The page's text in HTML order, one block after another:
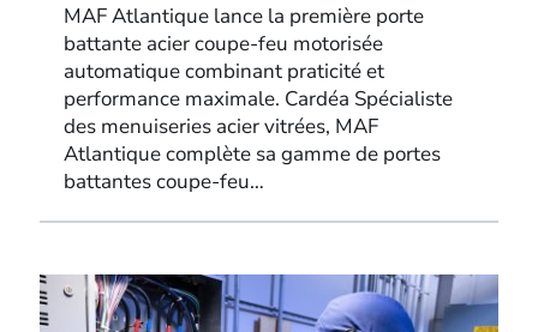
MAF Atlantique lance la première porte
battante acier coupe-feu motorisée
automatique combinant praticité et
performance maximale. Cardéa Spécialiste
des menuiseries acier vitrées, MAF
Atlantique complète sa gamme de portes
battantes coupe-feu…